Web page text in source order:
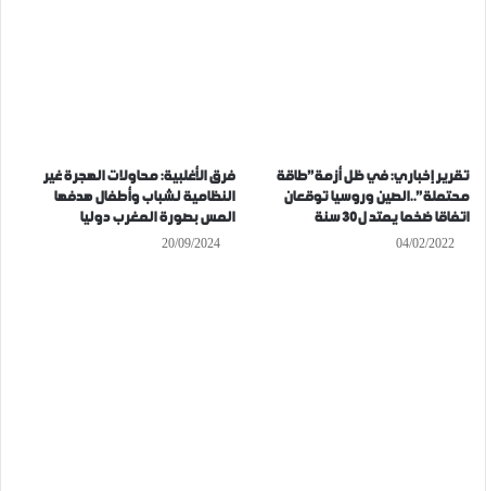
تقرير إخباري: في ظل أزمة”طاقة
محتملة”..الصين وروسيا توقعان
اتفاقا ضخما يمتد ل30 سنة
04/02/2022
فرق الأغلبية: محاولات الهجرة غير
النظامية لشباب وأطفال هدفها
المس بصورة المغرب دوليا
20/09/2024